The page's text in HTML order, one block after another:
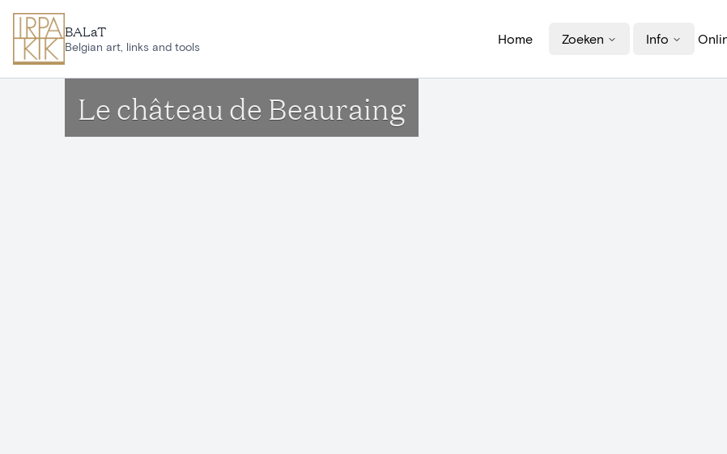
BALaT
Belgian art, links and tools
Home Zoeken Info
Le château de Beauraing